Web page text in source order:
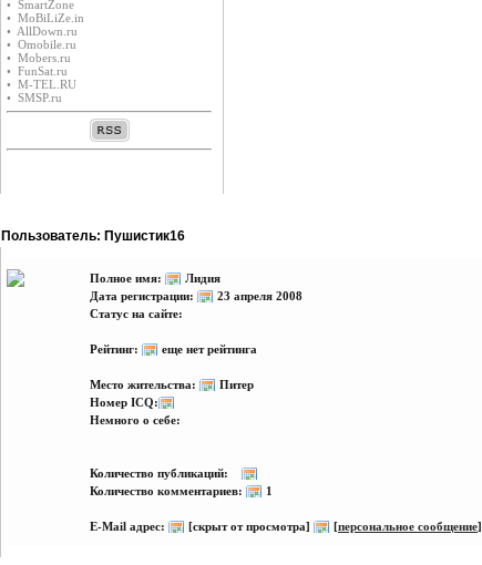
• SmartZone
• MoBiLiZe.in
• AllDown.ru
• Оmobile.ru
• Mobers.ru
• FunSat.ru
• M-TEL.RU
• SMSP.ru
Пользователь: Пушистик16
Полное имя:
Лидия
Дата регистрации:
23 апреля 2008
Статус на сайте:
Рейтинг: еще нет рейтинга
Место жительства:
Питер
Номер ICQ:
Немного о себе:
Количество публикаций:
Количество комментариев:
1
E-Mail адрес: [скрыт от просмотра] [персональное сообщение]